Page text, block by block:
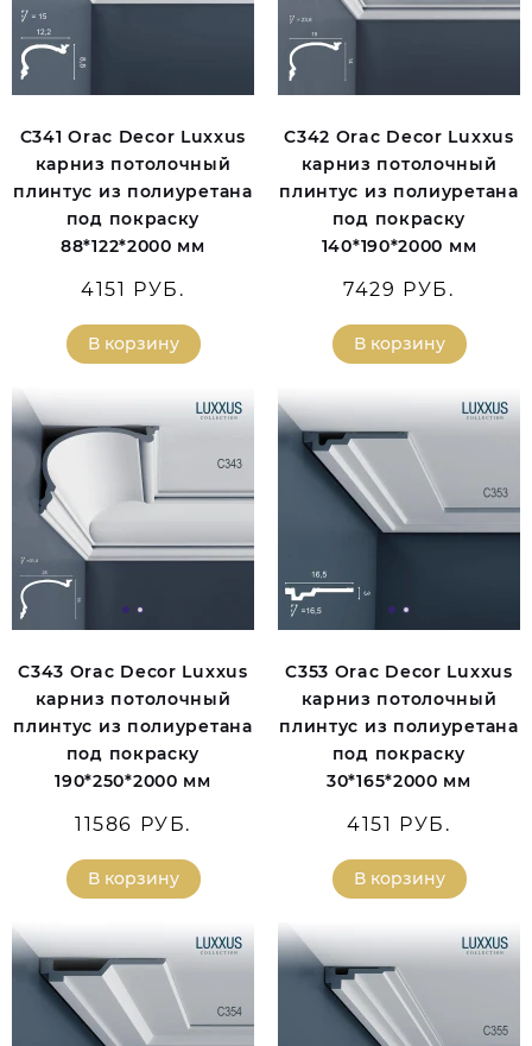
C341 Orac Decor Luxxus
карниз потолочный
плинтус из полиуретана
под покраску
88*122*2000 мм
4151 РУБ.
В корзину
C342 Orac Decor Luxxus
карниз потолочный
плинтус из полиуретана
под покраску
140*190*2000 мм
7429 РУБ.
В корзину
C343 Orac Decor Luxxus
карниз потолочный
плинтус из полиуретана
под покраску
190*250*2000 мм
11586 РУБ.
В корзину
C353 Orac Decor Luxxus
карниз потолочный
плинтус из полиуретана
под покраску
30*165*2000 мм
4151 РУБ.
В корзину